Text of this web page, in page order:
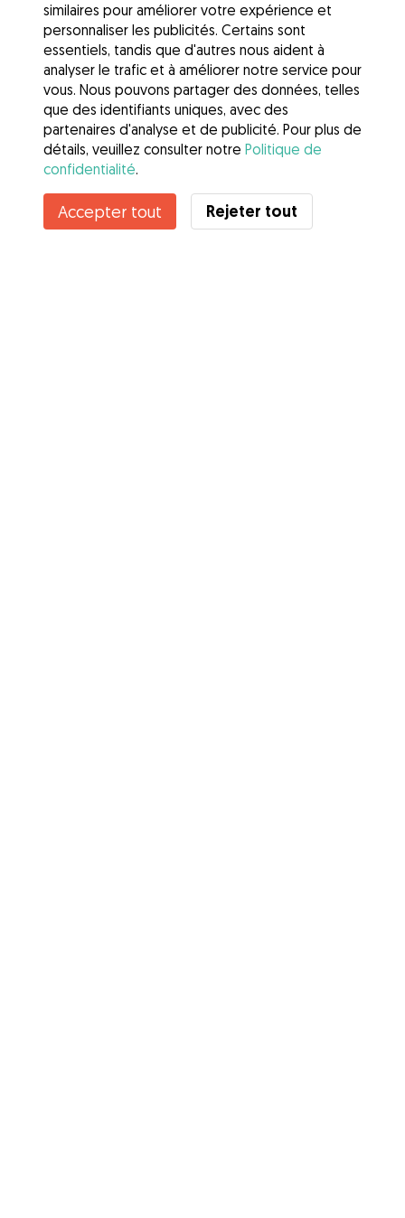
Connaissez-vous les avantages de Gudog ? Voir plus
similaires pour améliorer votre expérience et
personnaliser les publicités. Certains sont
essentiels, tandis que d'autres nous aident à
analyser le trafic et à améliorer notre service pour
vous. Nous pouvons partager des données, telles
que des identifiants uniques, avec des
partenaires d'analyse et de publicité. Pour plus de
détails, veuillez consulter notre Politique de
confidentialité.
Accepter tout Rejeter tout